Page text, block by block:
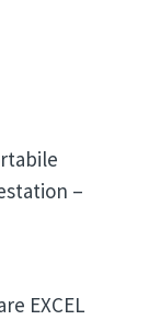
–
EXCEL